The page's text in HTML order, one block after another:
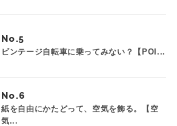
No.
ビンテージ自転車に乗ってみない？【POI...
No.
紙を自由にかたどって、空気を飾る。【空
気...